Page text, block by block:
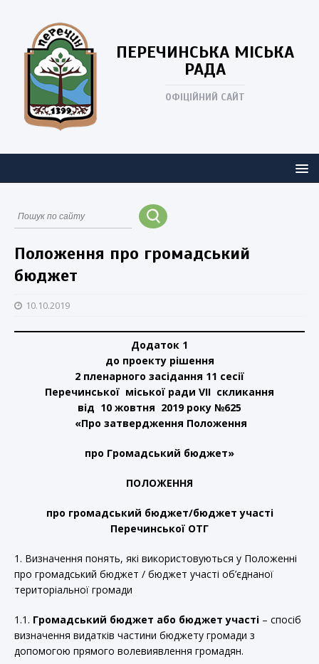
ПЕРЕЧИНСЬКА МІСЬКА
РАДА
ОФІЦІЙНИЙ САЙТ
Положення про громадський
бюджет
10.10.2019
Додаток 1
до проекту рішення
2 пленарного засідання 11 сесії
Перечинської міської ради VII скликання
від 10 жовтня 2019 року №625
«Про затвердження Положення
про Громадський бюджет»
ПОЛОЖЕННЯ
про громадський бюджет/бюджет участі
Перечинської ОТГ
1. Визначення понять, які використовуються у Положенні
про громадський бюджет / бюджет участі об’єднаної
територіальної громади
1.1. Громадський бюджет або бюджет участі – спосіб
визначення видатків частини бюджету громади з
допомогою прямого волевиявлення громадян.